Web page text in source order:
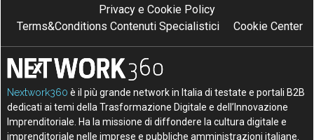
Privacy e Cookie Policy
Terms&Conditions Contenuti Specialistici
Cookie Center
Nextwork360 è il più grande network in Italia di testate e portali B2B
dedicati ai temi della Trasformazione Digitale e dell’Innovazione
Imprenditoriale. Ha la missione di diffondere la cultura digitale e
imprenditoriale nelle imprese e pubbliche amministrazioni italiane.